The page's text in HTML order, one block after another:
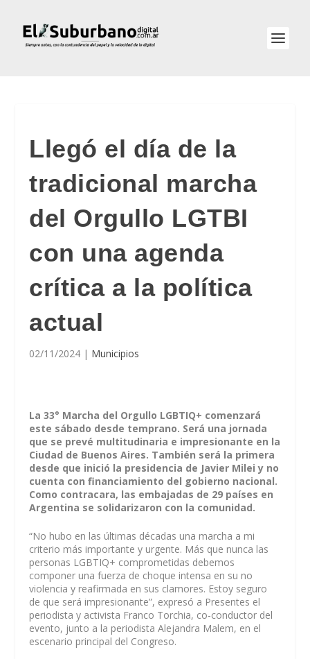
Llegó el día de la
tradicional marcha
del Orgullo LGTBI
con una agenda
crítica a la política
actual
02/11/2024 | Municipios
La 33° Marcha del Orgullo LGBTIQ+ comenzará
este sábado desde temprano. Será una jornada
que se prevé multitudinaria e impresionante en la
Ciudad de Buenos Aires. También será la primera
desde que inició la presidencia de Javier Milei y no
cuenta con financiamiento del gobierno nacional.
Como contracara, las embajadas de 29 países en
Argentina se solidarizaron con la comunidad.
“No hubo en las últimas décadas una marcha a mi
criterio más importante y urgente. Más que nunca las
personas LGBTIQ+ comprometidas debemos
componer una fuerza de choque intensa en su no
violencia y reafirmada en sus clamores. Estoy seguro
de que será impresionante”, expresó a Presentes el
periodista y activista Franco Torchia, co-conductor del
evento, junto a la periodista Alejandra Malem, en el
escenario principal del Congreso.